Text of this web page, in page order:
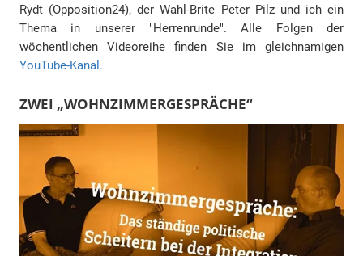
Rydt (Opposition24), der Wahl-Brite Peter Pilz und ich ein
Thema in unserer "Herrenrunde". Alle Folgen der
wöchentlichen Videoreihe finden Sie im gleichnamigen
YouTube-Kanal.
ZWEI „WOHNZIMMERGESPRÄCHE“